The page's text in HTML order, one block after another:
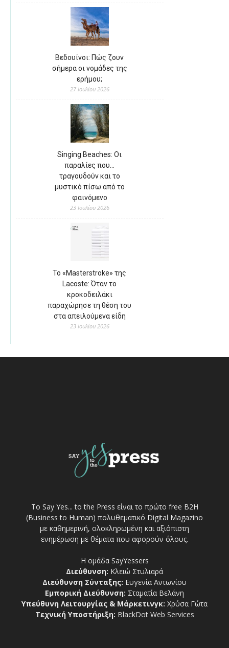
Βεδουίνοι: Πώς ζουν
σήμερα οι νομάδες της
ερήμου;
27 Ιουλίου 2026
Singing Beaches: Οι
παραλίες που…
τραγουδούν και το
μυστικό πίσω από το
φαινόμενο
23 Ιουλίου 2026
Το «Masterstroke» της
Lacoste: Όταν το
κροκοδειλάκι
παραχώρησε τη θέση του
στα απειλούμενα είδη
23 Ιουλίου 2026
Το Say Yes... to the Press είναι το πρώτο free Β2Η
(Business to Human) πολυθεματικό Digital Magazino
με καθημερινή, ολοκληρωμένη και αξιόπιστη
ενημέρωση με θέματα που αφορούν όλους.
Η ομάδα SayYessers
Διεύθυνση: Κλειώ Στυλιαρά
Διεύθυνση Σύνταξης: Ευγενία Αντωνίου
Εμπορική Διεύθυνση: Σταματία Βελάνη
Υπεύθυνη Λειτουργίας & Μάρκετινγκ: Χρύσα Γώτα
Τεχνική Υποστήριξη: BlackDot Web Services